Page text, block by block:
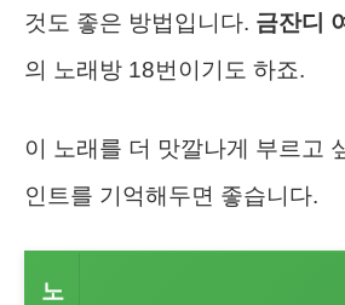
것도 좋은 방법입니다. 금잔디
의 노래방 18번이기도 하죠.
이 노래를 더 맛깔나게 부르고
인트를 기억해두면 좋습니다.
노